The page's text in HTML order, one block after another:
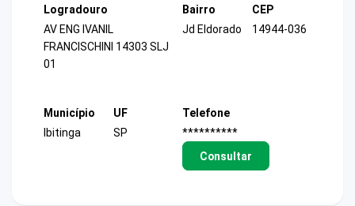
Logradouro
AV ENG IVANIL
FRANCISCHINI 14303 SLJ
01
Bairro
Jd Eldorado
CEP
14944-036
Município
Ibitinga
UF
SP
Telefone
**********
Consultar